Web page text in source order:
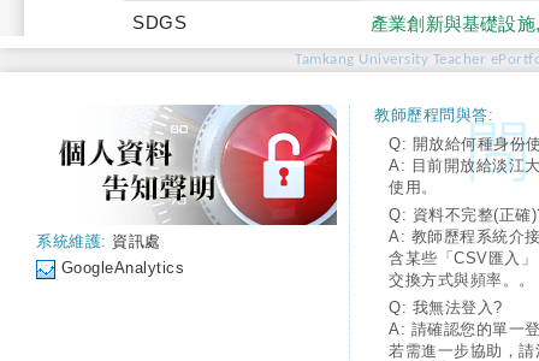
SDGS 產業創新與基礎設
Tamkang University Teacher
系統維護: 資訊處
GoogleAnalytics
教師歷程問與答:
Q: 開放給何種身份
A: 目前開放給淡江
使用。
Q: 資料不完整(正確
A: 教師歷程系統介
含某些「CSV匯入
交換方式與頻率。。
Q: 我無法登入?
A: 請確認您的單一
若需進一步協助，